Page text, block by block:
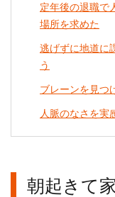
定年後の退職で
場所を求めた
逃げずに地道に
う
ブレーンを見つ
人脈のなさを実
朝起きて